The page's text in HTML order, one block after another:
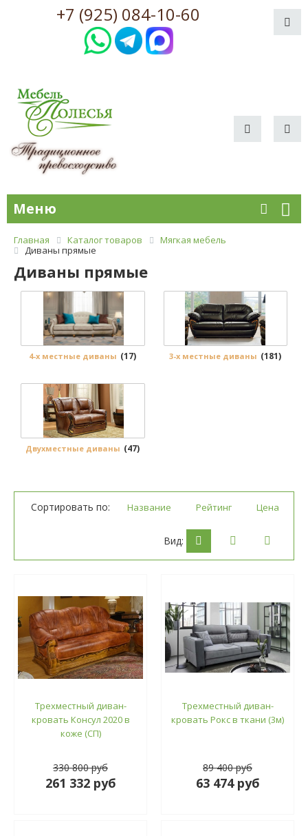
+7 (925) 084-10-60
Меню
Главная Каталог товаров
Мягкая мебель
Диваны прямые
Диваны прямые
4-х местные диваны (17) 3-х местные диваны (181)
Двухместные диваны (47)
Сортировать по: Название Рейтинг Цена
Вид:
Трехместный диван-
кровать Консул 2020 в
коже (СП)
330 800 руб
261 332 руб
Трехместный диван-
кровать Рокс в ткани (3м)
89 400 руб
63 474 руб